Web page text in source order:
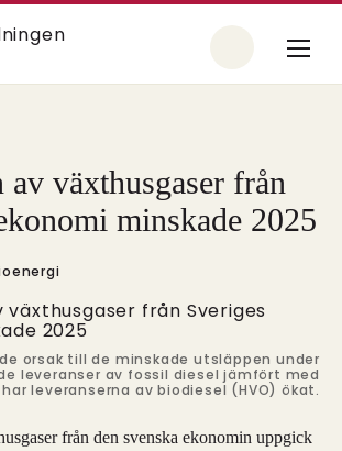
av växthusgaser från
minskade 2025
orsak till de minskade utsläppen under
leveranser av fossil diesel jämfört med
leveranserna av biodiesel (HVO) ökat.
från den svenska ekonomin uppgick